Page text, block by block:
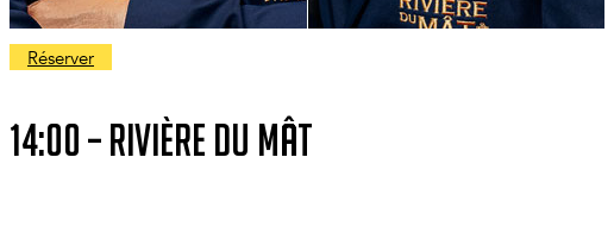
Réserver
14:00 – Rivière du Mât